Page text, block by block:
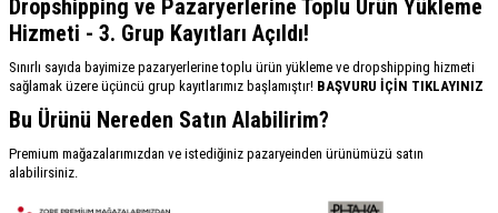
Dropshipping ve Pazaryerlerine Toplu Ürün Yükleme
Hizmeti - 3. Grup Kayıtları Açıldı!
Sınırlı sayıda bayimize pazaryerlerine toplu ürün yükleme ve dropshipping hizmeti
sağlamak üzere üçüncü grup kayıtlarımız başlamıştır! BAŞVURU İÇİN TIKLAYINIZ
Bu Ürünü Nereden Satın Alabilirim?
Premium mağazalarımızdan ve istediğiniz pazaryeinden ürünümüzü satın
alabilirsiniz.